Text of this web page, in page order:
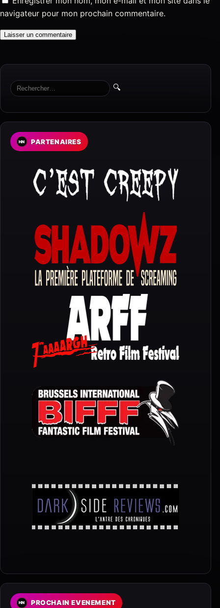
navigateur pour mon prochain commentaire.
🔍
PARTENAIRES
PROCHAIN EVENEMENT